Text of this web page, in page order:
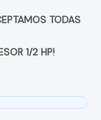
TODAS
1/2 HP!